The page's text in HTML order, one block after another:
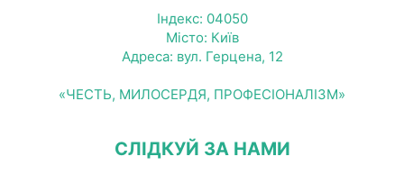
Індекс: 04050
Місто: Київ
Адреса: вул. Герцена, 12
«ЧЕСТЬ, МИЛОСЕРДЯ, ПРОФЕСІОНАЛІЗМ»
СЛІДКУЙ ЗА НАМИ